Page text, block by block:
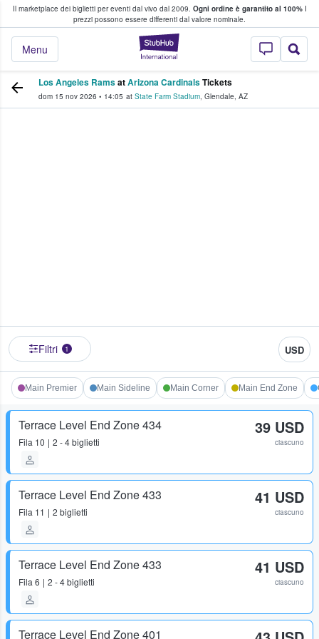
Il marketplace dei biglietti per eventi dal vivo dal 2009. Ogni ordine è garantito al 100%I
prezzi possono essere differenti dal valore nominale.
StubHub - Dove
Menu
fan comprano e vendono biglietti
Los Angeles RamsatArizona CardinalsTickets
dom 15 nov 2026 • 14:05 at State Farm Stadium, Glendale, AZ
Filtri 1 USD
Main Premier Main Sideline Main Corner Main End Zone
Terrace Level End Zone 434
Fila 10 2 - 4 biglietti
39 USD
ciascuno
Terrace Level End Zone 433
Fila 11 2 biglietti
41 USD
ciascuno
Terrace Level End Zone 433
Fila 6 2 - 4 biglietti
41 USD
ciascuno
Terrace Level End Zone 401